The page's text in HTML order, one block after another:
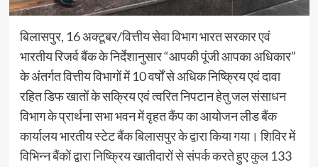
बिलासपुर, 16 अक्टूबर/वित्तीय सेवा विभाग भारत सरकार एवं
भारतीय रिजर्व बैंक के निर्देशानुसार “आपकी पूंजी आपका अधिकार”
के अंतर्गत वित्तीय विभागों में 10 वर्षों से अधिक निष्क्रिय एवं दावा
रहित डिफ खातों के सक्रिय एवं त्वरित निपटान हेतु जल संसाधन
विभाग के प्रार्थना सभा भवन में वृहत कैंप का आयोजन लीड बैंक
कार्यालय भारतीय स्टेट बैंक बिलासपुर के द्वारा किया गया। शिविर में
विभिन्न बैंकों द्वारा निष्क्रिय खातीदारों से संपर्क करते हुए कुल 133